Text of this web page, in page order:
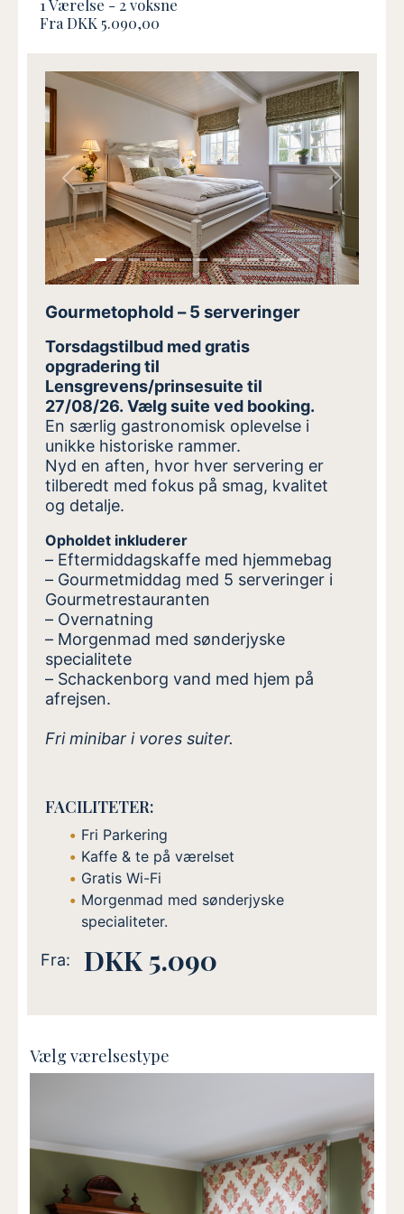
1 Værelse - 2voksne
Fra DKK 5.090,00
Previous Next
Gourmetophold – 5 serveringer
Torsdagstilbud med gratis
opgradering til
Lensgrevens/prinsesuite til
27/08/26. Vælg suite ved booking.
En særlig gastronomisk oplevelse i
unikke historiske rammer.
Nyd en aften, hvor hver servering er
tilberedt med fokus på smag, kvalitet
og detalje.
Opholdet inkluderer
– Eftermiddagskaffe med hjemmebag
– Gourmetmiddag med 5 serveringer i
Gourmetrestauranten
– Overnatning
– Morgenmad med sønderjyske
specialitete
– Schackenborg vand med hjem på
afrejsen.
Fri minibar i vores suiter.
FACILITETER:
Fri Parkering
Kaffe & te på værelset
Gratis Wi-Fi
Morgenmad med sønderjyske
specialiteter.
Fra: DKK 5.090
Vælg værelsestype